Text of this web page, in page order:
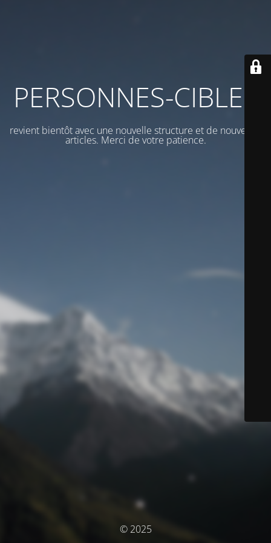
PERSONNES-CIBLES
revient bientôt avec une nouvelle structure et de nouveaux
articles. Merci de votre patience.
© 2025